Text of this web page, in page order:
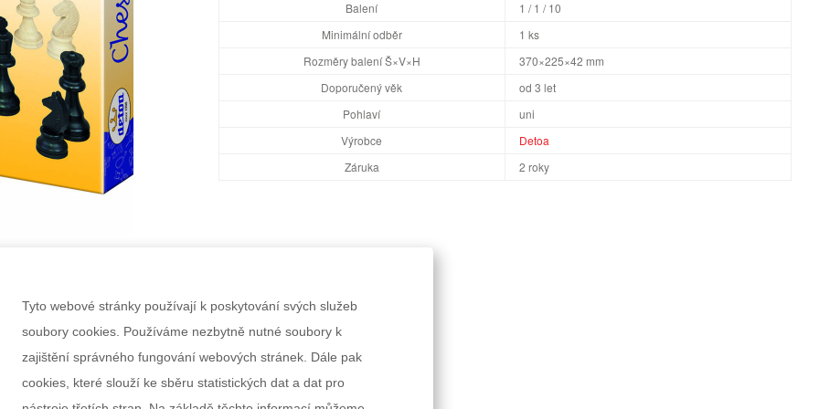
Balení
1 / 1 / 10
Minimální odběr
1 ks
Rozměry balení Š×V×H
370×225×42 mm
Doporučený věk
od 3 let
Pohlaví
uni
Výrobce
Detoa
Záruka
2 roky
Tyto webové stránky používají k poskytování svých služeb
soubory cookies. Používáme nezbytně nutné soubory k
zajištění správného fungování webových stránek. Dále pak
cookies, které slouží ke sběru statistických dat a dat pro